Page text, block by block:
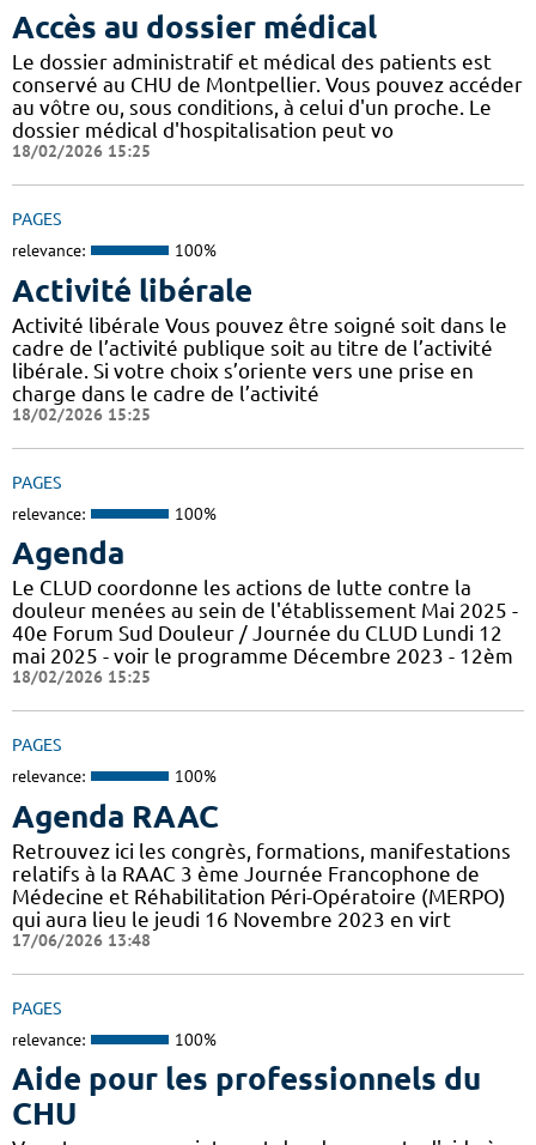
Accès au dossier médical
Le dossier administratif et médical des patients est
conservé au CHU de Montpellier. Vous pouvez accéder
au vôtre ou, sous conditions, à celui d'un proche. Le
dossier médical d'hospitalisation peut vo
18/02/2026 15:25
PAGES
relevance: 100%
Activité libérale
Activité libérale Vous pouvez être soigné soit dans le
cadre de l’activité publique soit au titre de l’activité
libérale. Si votre choix s’oriente vers une prise en
charge dans le cadre de l’activité
18/02/2026 15:25
PAGES
relevance: 100%
Agenda
Le CLUD coordonne les actions de lutte contre la
douleur menées au sein de l'établissement Mai 2025 -
40e Forum Sud Douleur / Journée du CLUD Lundi 12
mai 2025 - voir le programme Décembre 2023 - 12èm
18/02/2026 15:25
PAGES
relevance: 100%
Agenda RAAC
Retrouvez ici les congrès, formations, manifestations
relatifs à la RAAC 3 ème Journée Francophone de
Médecine et Réhabilitation Péri-Opératoire (MERPO)
qui aura lieu le jeudi 16 Novembre 2023 en virt
17/06/2026 13:48
PAGES
relevance: 100%
Aide pour les professionnels du
CHU